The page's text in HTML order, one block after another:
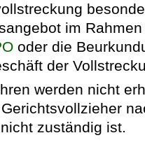
im
oder die
der
werden nicht
zuständig ist.